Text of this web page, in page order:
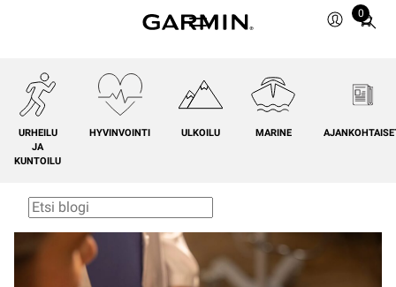
0
Total
0
URHEILU
JA
KUNTOILU
HYVINVOINTI ULKOILU MARINE